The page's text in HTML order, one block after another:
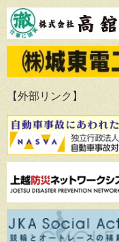
【外部リンク】